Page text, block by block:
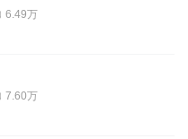
6.49万
7.60万